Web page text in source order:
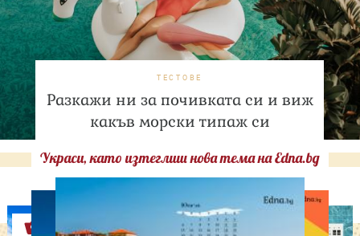
ТЕСТОВЕ
Разкажи ни за почивката си и виж
какъв морски типаж си
Украси, като изтеглиш нова тема на Edna.bg
Оферти